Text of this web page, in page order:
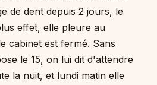
de dent depuis 2 jours, le
effet, elle pleure au
cabinet est fermé. Sans
le 15, on lui dit d'attendre
la nuit, et lundi matin elle